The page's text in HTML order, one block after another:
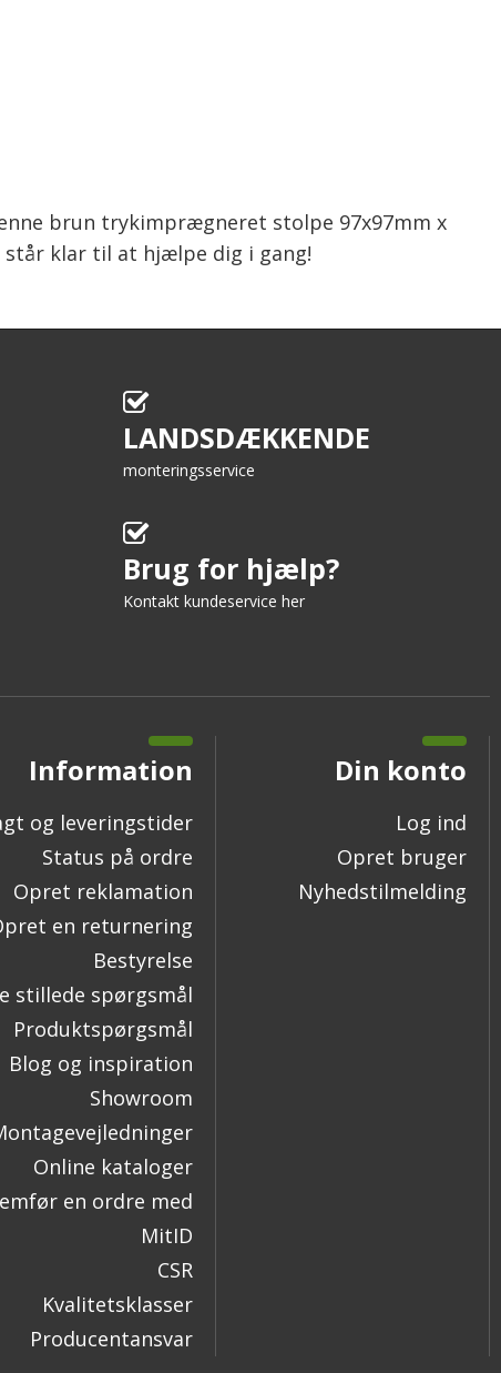
brun trykimprægneret stolpe 97x97mm x
står klar til at hjælpe dig i gang!
LANDSDÆKKENDE
monteringsservice
Brug for hjælp?
Kontakt kundeservice her
Information
og leveringstider
Status på ordre
Opret reklamation
en returnering
Bestyrelse
stillede spørgsmål
Produktspørgsmål
Blog og inspiration
Showroom
Online kataloger
en ordre med
MitID
CSR
Kvalitetsklasser
Producentansvar
Din konto
Log ind
Opret bruger
Nyhedstilmelding